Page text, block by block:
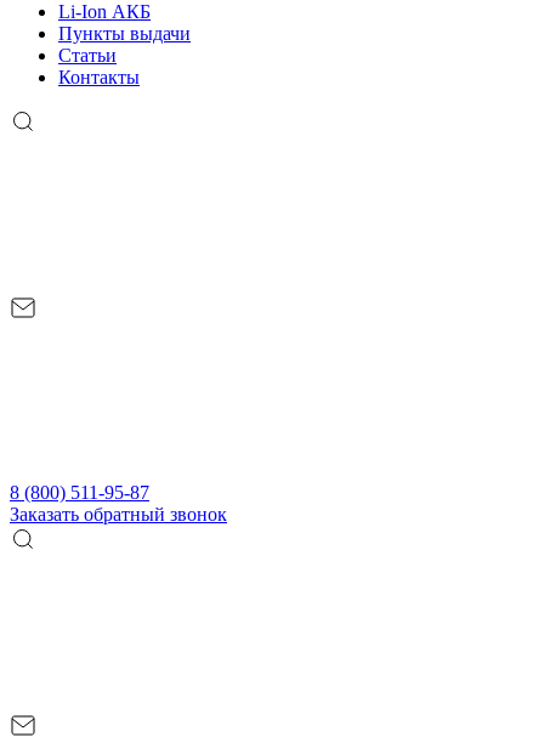
Li-Ion АКБ
Пункты выдачи
Статьи
Контакты
8 (800) 511-95-87
Заказать обратный звонок